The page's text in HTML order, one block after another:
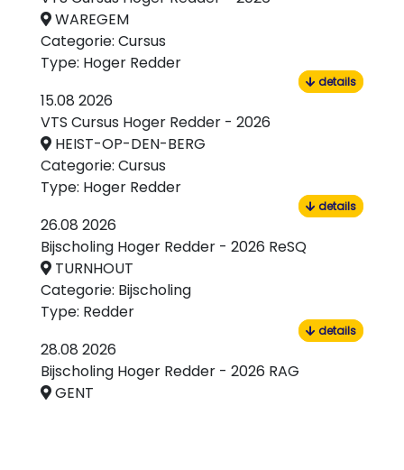
WAREGEM
Categorie: Cursus
Type: Hoger Redder
details
15.08 2026
VTS Cursus Hoger Redder - 2026
HEIST-OP-DEN-BERG
Categorie: Cursus
Type: Hoger Redder
details
26.08 2026
Bijscholing Hoger Redder - 2026 ReSQ
TURNHOUT
Categorie: Bijscholing
Type: Redder
details
28.08 2026
Bijscholing Hoger Redder - 2026 RAG
GENT